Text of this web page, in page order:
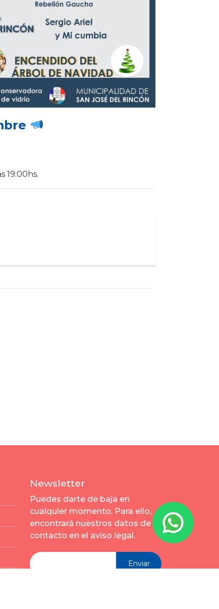
19:00hs.
Newsletter
Puedes darte de baja en
cualquier momento. Para ello,
encontrará nuestros datos de
contacto en el aviso legal.
Enviar